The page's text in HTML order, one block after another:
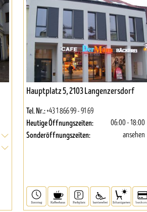
Hauptplatz 5, 2103 Langenzersdorf
Tel. Nr.:+43 1 866 99 - 91 69
Heutige Öffnungszeiten: 06:00 - 18:00
Sonderöffnungszeiten: ansehen